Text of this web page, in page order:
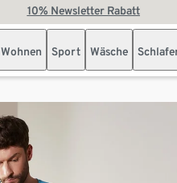
10% Newsletter Rabatt
Wohnen Sport Wäsche